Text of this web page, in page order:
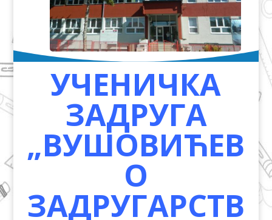
УЧЕНИЧКА
ЗАДРУГА
„ВУШОВИЋЕВ
О
ЗАДРУГАРСТВ